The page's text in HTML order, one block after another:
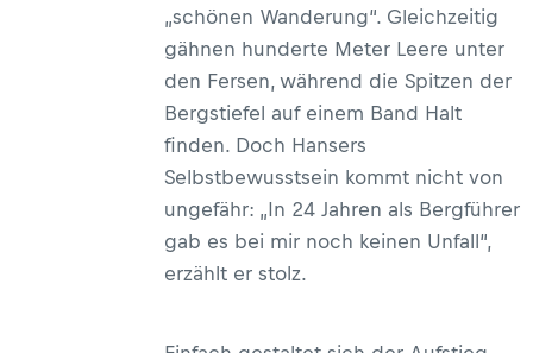
„schönen Wanderung“. Gleichzeitig
gähnen hunderte Meter Leere unter
den Fersen, während die Spitzen der
Bergstiefel auf einem Band Halt
finden. Doch Hansers
Selbstbewusstsein kommt nicht von
ungefähr: „In 24 Jahren als Bergführer
gab es bei mir noch keinen Unfall“,
erzählt er stolz.